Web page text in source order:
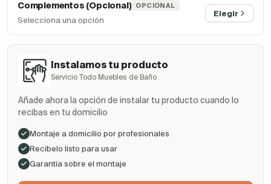
Complementos (Opcional) OPCIONAL
Selecciona una opción
Elegir
Instalamos tu producto
Servicio Todo Muebles de Baño
Añade ahora la opción de instalar tu producto cuando lo
recibas en tu domicilio
Montaje a domicilio por profesionales
Recíbelo listo para usar
Garantía sobre el montaje